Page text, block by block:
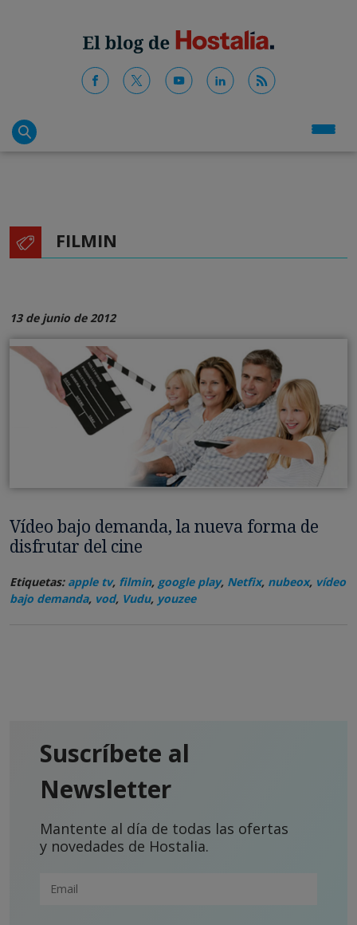
FILMIN
13 de junio de 2012
Vídeo bajo demanda, la nueva forma de
disfrutar del cine
Etiquetas: apple tv, filmin, google play, Netfix, nubeox, vídeo
bajo demanda, vod, Vudu, youzee
Suscríbete al
Newsletter
Mantente al día de todas las ofertas
y novedades de Hostalia.